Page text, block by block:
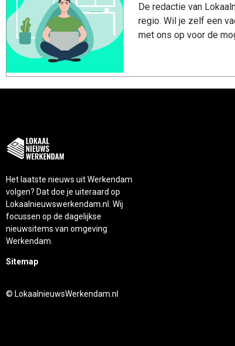
De redactie van
regio. Wil je zelf een
met ons op voor de
Het laatste nieuws uit Werkendam
volgen? Dat doe je uiteraard op
Lokaalnieuwswerkendam.nl. Wij
focussen op de dagelijkse
nieuwsitems van omgeving
Werkendam.
Sitemap
© LokaalnieuwsWerkendam.nl